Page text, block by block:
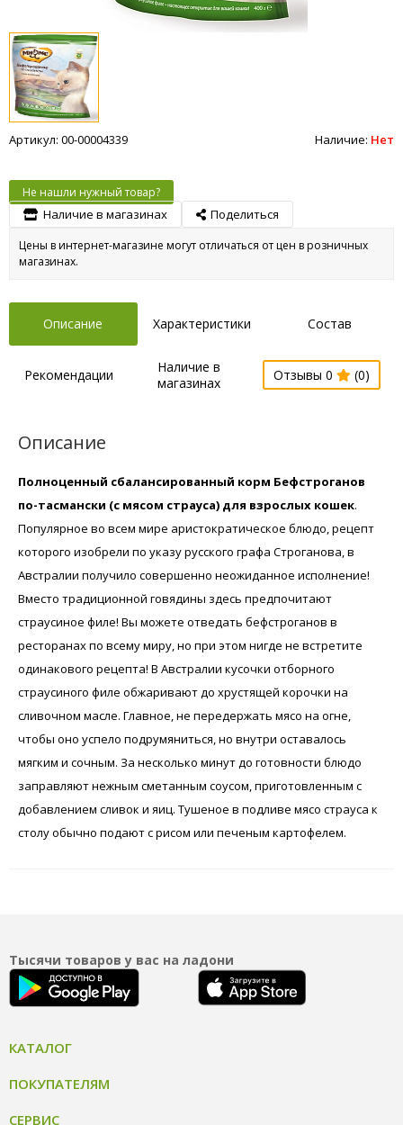
Артикул: 00-00004339 Наличие: Нет
Не нашли нужный товар?
Наличие в магазинах Поделиться
Цены в интернет-магазине могут отличаться от цен в розничных
магазинах.
Описание Характеристики Состав
Рекомендации
Наличие в
магазинах
Отзывы 0 (0)
Описание
Полноценный сбалансированный корм Бефстроганов
по-тасмански (с мясом страуса) для взрослых кошек.
Популярное во всем мире аристократическое блюдо, рецепт
которого изобрели по указу русского графа Строганова, в
Австралии получило совершенно неожиданное исполнение!
Вместо традиционной говядины здесь предпочитают
страусиное филе! Вы можете отведать бефстроганов в
ресторанах по всему миру, но при этом нигде не встретите
одинакового рецепта! В Австралии кусочки отборного
страусиного филе обжаривают до хрустящей корочки на
сливочном масле. Главное, не передержать мясо на огне,
чтобы оно успело подрумяниться, но внутри оставалось
мягким и сочным. За несколько минут до готовности блюдо
заправляют нежным сметанным соусом, приготовленным с
добавлением сливок и яиц. Тушеное в подливе мясо страуса к
столу обычно подают с рисом или печеным картофелем.
Тысячи товаров у вас на ладони
КАТАЛОГ
ПОКУПАТЕЛЯМ
СЕРВИС